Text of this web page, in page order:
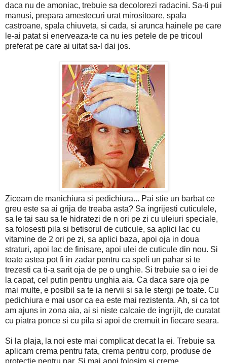
daca nu de amoniac, trebuie sa decolorezi radacini. Sa-ti pui
manusi, prepara amestecuri urat mirositoare, spala
castroane, spala chiuveta, si cada, si arunca hainele pe care
le-ai patat si enerveaza-te ca nu ies petele de pe tricoul
preferat pe care ai uitat sa-l dai jos.
Ziceam de manichiura si pedichiura... Pai stie un barbat ce
greu este sa ai grija de treaba asta? Sa ingrijesti cuticulele,
sa le tai sau sa le hidratezi de n ori pe zi cu uleiuri speciale,
sa folosesti pila si betisorul de cuticule, sa aplici lac cu
vitamine de 2 ori pe zi, sa aplici baza, apoi oja in doua
straturi, apoi lac de finisare, apoi ulei de cuticule din nou. Si
toate astea pot fi in zadar pentru ca speli un pahar si te
trezesti ca ti-a sarit oja de pe o unghie. Si trebuie sa o iei de
la capat, cel putin pentru unghia aia. Ca daca sare oja pe
mai multe, e posibil sa te ia nervii si sa le stergi pe toate. Cu
pedichiura e mai usor ca ea este mai rezistenta. Ah, si ca tot
am ajuns in zona aia, ai si niste calcaie de ingrijit, de curatat
cu piatra ponce si cu pila si apoi de cremuit in fiecare seara.
Si la plaja, la noi este mai complicat decat la ei. Trebuie sa
aplicam crema pentru fata, crema pentru corp, produse de
protectie pentru par. Si mai apoi folosim si creme